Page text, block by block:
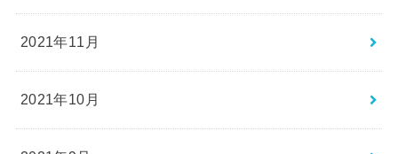
2021年11月
2021年10月